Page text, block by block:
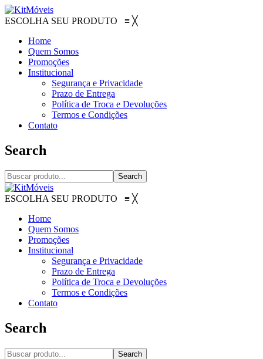
ESCOLHA SEU PRODUTO ≡ ╳
Home
Quem Somos
Promoções
Institucional
Segurança e Privacidade
Prazo de Entrega
Política de Troca e Devoluções
Termos e Condições
Contato
Search
Search
ESCOLHA SEU PRODUTO ≡ ╳
Home
Quem Somos
Promoções
Institucional
Segurança e Privacidade
Prazo de Entrega
Política de Troca e Devoluções
Termos e Condições
Contato
Search
Search